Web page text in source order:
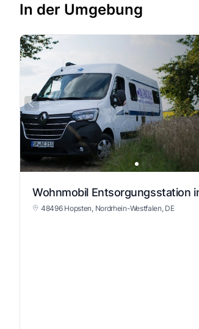
In der Umgebung
48496 Hopsten, Nordrhein-Westfalen, DE